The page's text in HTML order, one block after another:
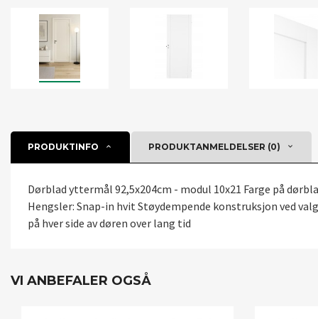
PRODUKTINFO PRODUKTANMELDELSER (0)
Dørblad yttermål 92,5x204cm - modul 10x21 Farge på
Hengsler: Snap-in hvit Støydempende konstruksjon ved
på hver side av døren over lang tid
VI ANBEFALER OGSÅ